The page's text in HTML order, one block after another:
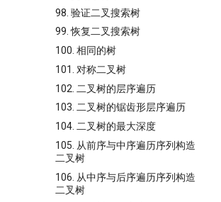
98. 验证二叉搜索树
99. 恢复二叉搜索树
100. 相同的树
101. 对称二叉树
102. 二叉树的层序遍历
103. 二叉树的锯齿形层序遍历
104. 二叉树的最大深度
105. 从前序与中序遍历序列构造
二叉树
106. 从中序与后序遍历序列构造
二叉树